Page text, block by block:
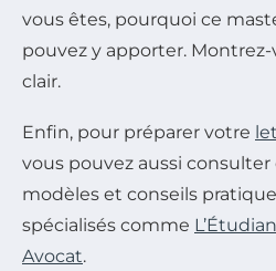
vous êtes, pourquoi ce
pouvez y apporter.
clair.
Enfin, pour préparer votre
vous pouvez aussi
modèles et conseils
spécialisés comme
Avocat.